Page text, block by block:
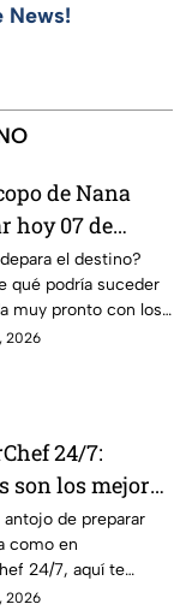
News!
de Nana
hoy 07 de
estos signos
dejar de estar
más pronto de
y
el destino?
qué podría suceder
muy pronto con los
de Nana Calistar;
2026
24/7:
son los mejores
para preparar
casa?
antojo de preparar
como en
24/7, aquí te
todo lo que debes
2026